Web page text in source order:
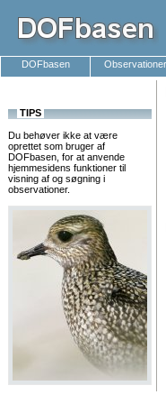
DOFbasen Observationer
TIPS
Du behøver ikke at være
oprettet som bruger af
DOFbasen, for at anvende
hjemmesidens funktioner til
visning af og søgning i
observationer.